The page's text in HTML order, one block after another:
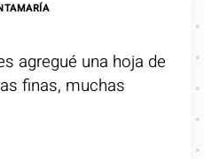
agregué una hoja de
finas, muchas